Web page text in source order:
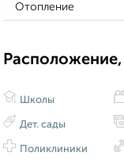
Отопление
Школы
Дет. сады
Поликлиники